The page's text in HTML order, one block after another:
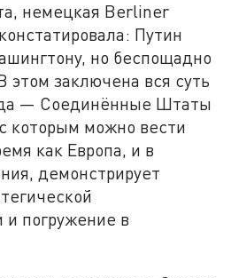
немецкая Berliner
Путин
но беспощадно
этом заключена вся суть
— Соединённые Штаты
которым можно вести
как Европа, и в
демонстрирует
и погружение в